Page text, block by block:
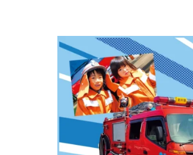
イベント・キャンペーントップ